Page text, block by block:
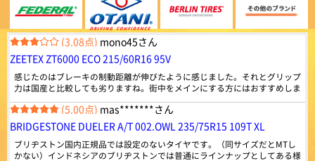
ドバイ発のグローバルタイヤブランドZEETEX。 乗用車
からトラック・バス用まで幅広いラインナップを世界85
ヶ国以上で販売しています。
総合評価：959件
Radar
レーダー
シンガポール発のグローバルタイヤブランドRADAR。
世界初の環境に優しい“カーボンニュートラル承認”を取
得したタイヤブランドです。
総合評価：834件 4.45
特設ページは
こちら!
綺麗なタイヤでした、また御願いします。外国製でも充分でした。
(3.08点) mono45さん
ZEETEX ZT6000 ECO 215/60R16 95V
感じたのはブレーキの制動距離が伸びたように感じました。それとグリップ
力は国産と比較しても劣りますね。街中をメインにする方にはおすすめしま
すが、そうでない方には他を探したほうが良さそうに思えました。
(5.00点) mas*******さん
BRIDGESTONE DUELER A/T 002.OWL 235/75R15 109T XL
ブリヂストン国内正規品では設定のないタイヤです。（同サイズだとMTし
かない）インドネシアのブリヂストンでは普通にラインナップとしてある様